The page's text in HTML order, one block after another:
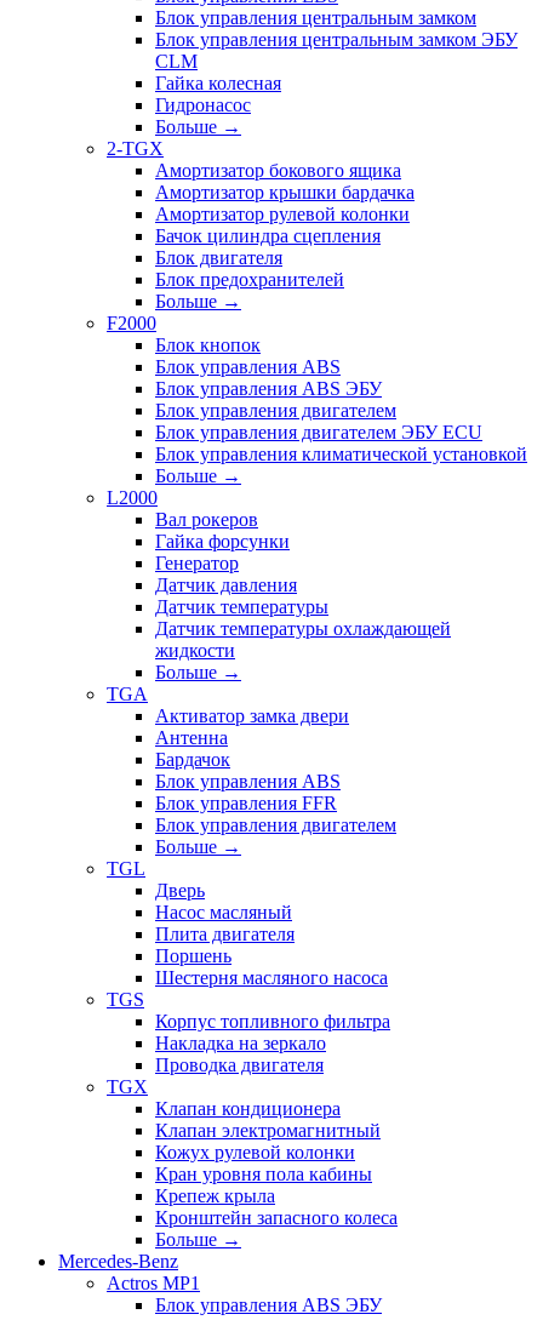
Блок управления центральным замком
Блок управления центральным замком ЭБУ
CLM
Гайка колесная
Гидронасос
Больше →
2-TGX
Амортизатор бокового ящика
Амортизатор крышки бардачка
Амортизатор рулевой колонки
Бачок цилиндра сцепления
Блок двигателя
Блок предохранителей
Больше →
F2000
Блок кнопок
Блок управления ABS
Блок управления ABS ЭБУ
Блок управления двигателем
Блок управления двигателем ЭБУ ECU
Блок управления климатической установкой
Больше →
L2000
Вал рокеров
Гайка форсунки
Генератор
Датчик давления
Датчик температуры
Датчик температуры охлаждающей
жидкости
Больше →
TGA
Активатор замка двери
Антенна
Бардачок
Блок управления ABS
Блок управления FFR
Блок управления двигателем
Больше →
TGL
Дверь
Насос масляный
Плита двигателя
Поршень
Шестерня масляного насоса
TGS
Корпус топливного фильтра
Накладка на зеркало
Проводка двигателя
TGX
Клапан кондиционера
Клапан электромагнитный
Кожух рулевой колонки
Кран уровня пола кабины
Крепеж крыла
Кронштейн запасного колеса
Больше →
Mercedes-Benz
Actros MP1
Блок управления ABS ЭБУ